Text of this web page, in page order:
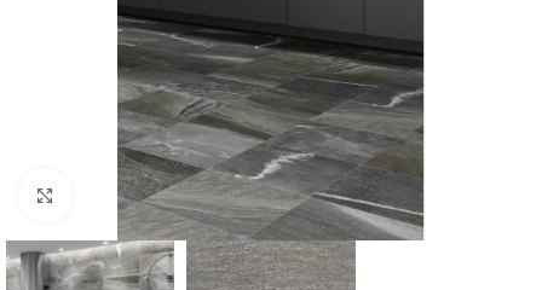
Κλικ για μεγέθυνση